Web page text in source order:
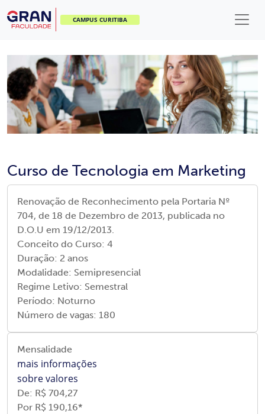
CAMPUS CURITIBA
Curso de Tecnologia em Marketing
Renovação de Reconhecimento pela Portaria Nº
704, de 18 de Dezembro de 2013, publicada no
D.O.U em 19/12/2013.
Conceito do Curso: 4
Duração: 2 anos
Modalidade: Semipresencial
Regime Letivo: Semestral
Período: Noturno
Número de vagas: 180
Mensalidade
mais informações
sobre valores
De: R$ 704,27
Por R$ 190,16*